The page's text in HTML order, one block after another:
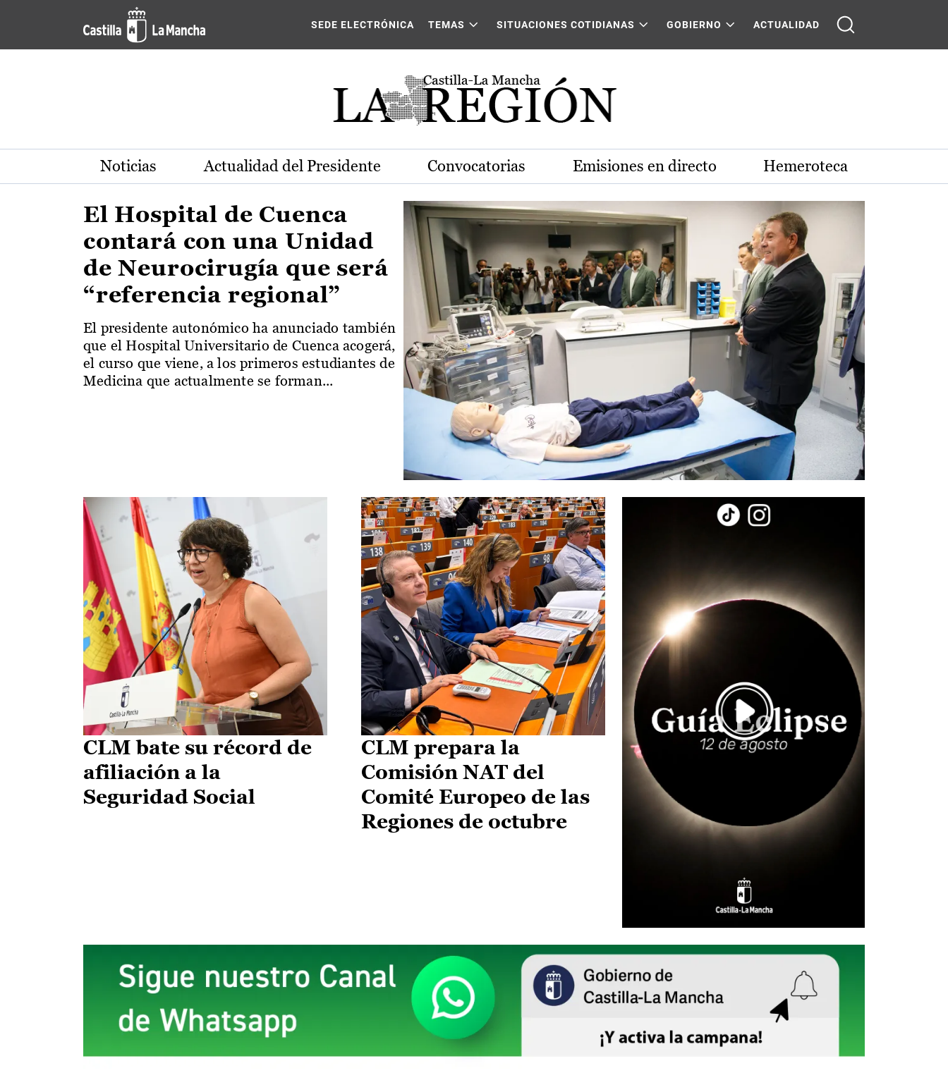
Pasar al contenido principal
Actualidad de la región de Castilla-La Mancha
SEDE ELECTRÓNICA TEMAS SITUACIONES COTIDIANAS GOBIERNO ACTUALIDAD
Noticias Actualidad del Presidente Convocatorias Emisiones en directo Hemeroteca
El Hospital de Cuenca
contará con una Unidad
de Neurocirugía que será
“referencia regional”
El presidente autonómico ha anunciado también
que el Hospital Universitario de Cuenca acogerá,
el curso que viene, a los primeros estudiantes de
Medicina que actualmente se forman...
CLM bate su récord de
afiliación a la
Seguridad Social
CLM prepara la
Comisión NAT del
Comité Europeo de las
Regiones de octubre